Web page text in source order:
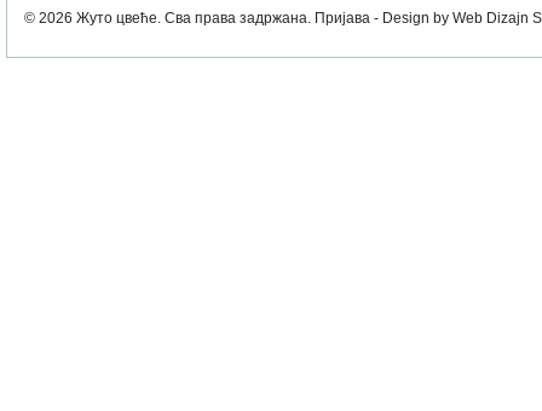
© 2026 Жуто цвеће. Сва права задржана. Пријава - Design by Web Dizajn